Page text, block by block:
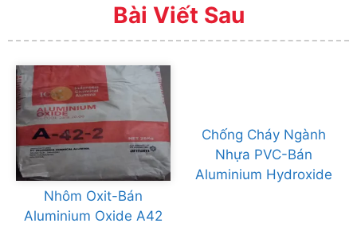
Bài Viết Sau
Nhôm Oxit-Bán
Aluminium Oxide A42
Chống Cháy Ngành
Nhựa PVC-Bán
Aluminium Hydroxide